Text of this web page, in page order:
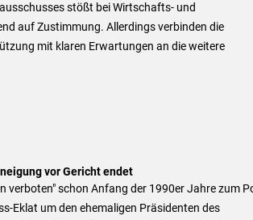
stößt bei Wirtschafts- und
auf Zustimmung. Allerdings verbinden die
mit klaren Erwartungen an die weitere
vor Gericht endet
verboten" schon Anfang der 1990er Jahre zum
Eklat um den ehemaligen Präsidenten des